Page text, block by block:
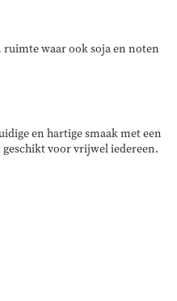
waar ook soja en noten
en hartige smaak met een
voor vrijwel iedereen.